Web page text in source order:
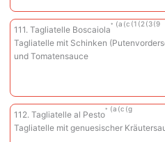
111. Tagliatelle Boscaiola
a c 1 2 3 9
Tagliatelle mit Schinken
und Tomatensauce
112. Tagliatelle al Pesto
a c g
Tagliatelle mit genuesischer